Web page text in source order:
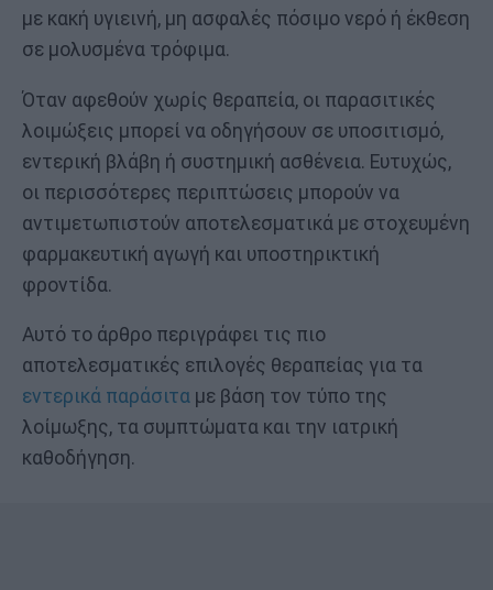
με κακή υγιεινή, μη ασφαλές πόσιμο νερό ή έκθεση
σε μολυσμένα τρόφιμα.
Όταν αφεθούν χωρίς θεραπεία, οι παρασιτικές
λοιμώξεις μπορεί να οδηγήσουν σε υποσιτισμό,
εντερική βλάβη ή συστημική ασθένεια. Ευτυχώς,
οι περισσότερες περιπτώσεις μπορούν να
αντιμετωπιστούν αποτελεσματικά με στοχευμένη
φαρμακευτική αγωγή και υποστηρικτική
φροντίδα.
Αυτό το άρθρο περιγράφει τις πιο
αποτελεσματικές επιλογές θεραπείας για τα
εντερικά παράσιτα με βάση τον τύπο της
λοίμωξης, τα συμπτώματα και την ιατρική
καθοδήγηση.